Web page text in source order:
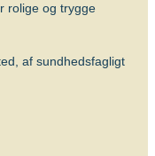
rolige og trygge
af sundhedsfagligt